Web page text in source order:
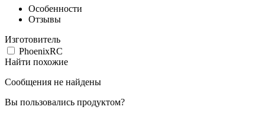
Особенности
Отзывы
Изготовитель
PhoenixRC
Найти похожие
Сообщения не найдены
Вы пользовались продуктом?